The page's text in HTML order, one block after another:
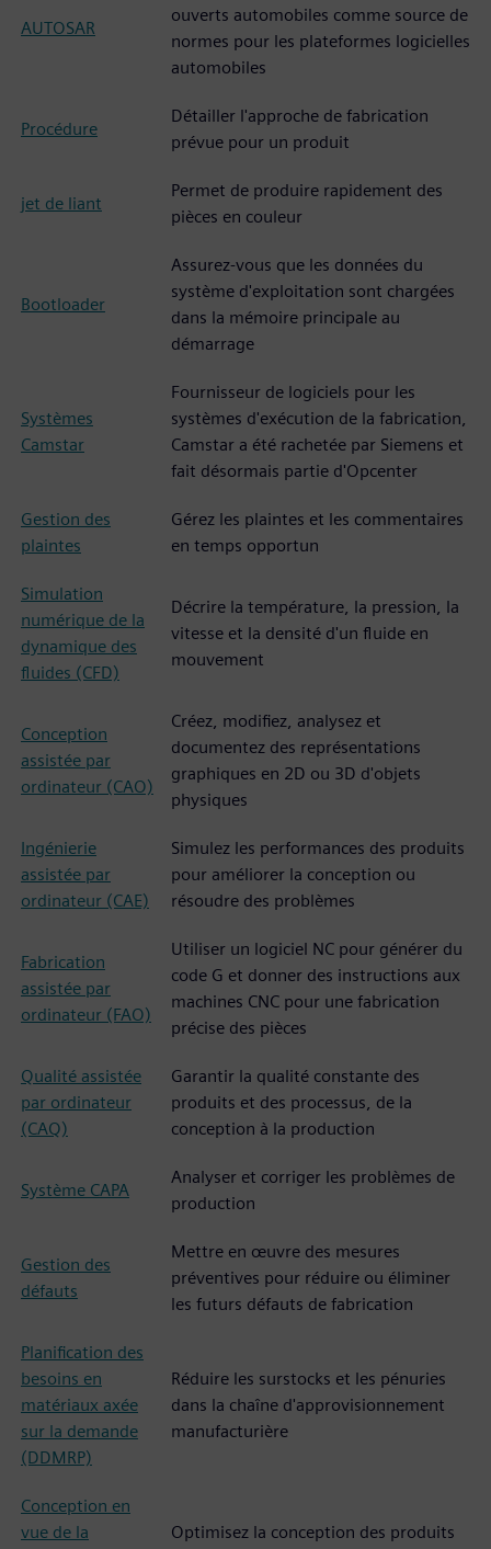
AUTOSAR
ouverts automobiles comme source de
normes pour les plateformes logicielles
automobiles
Procédure
Détailler l'approche de fabrication
prévue pour un produit
jet de liant
Permet de produire rapidement des
pièces en couleur
Bootloader
Assurez-vous que les données du
système d'exploitation sont chargées
dans la mémoire principale au
démarrage
Systèmes
Camstar
Fournisseur de logiciels pour les
systèmes d'exécution de la fabrication,
Camstar a été rachetée par Siemens et
fait désormais partie d'Opcenter
Gestion des
plaintes
Gérez les plaintes et les commentaires
en temps opportun
Simulation
numérique de la
dynamique des
fluides (CFD)
Décrire la température, la pression, la
vitesse et la densité d'un fluide en
mouvement
Conception
assistée par
ordinateur (CAO)
Créez, modifiez, analysez et
documentez des représentations
graphiques en 2D ou 3D d'objets
physiques
Ingénierie
assistée par
ordinateur (CAE)
Simulez les performances des produits
pour améliorer la conception ou
résoudre des problèmes
Fabrication
assistée par
ordinateur (FAO)
Utiliser un logiciel NC pour générer du
code G et donner des instructions aux
machines CNC pour une fabrication
précise des pièces
Qualité assistée
par ordinateur
(CAQ)
Garantir la qualité constante des
produits et des processus, de la
conception à la production
Système CAPA
Analyser et corriger les problèmes de
production
Gestion des
défauts
Mettre en œuvre des mesures
préventives pour réduire ou éliminer
les futurs défauts de fabrication
Planification des
besoins en
matériaux axée
sur la demande
(DDMRP)
Réduire les surstocks et les pénuries
dans la chaîne d'approvisionnement
manufacturière
Conception en
vue de la
Optimisez la conception des produits